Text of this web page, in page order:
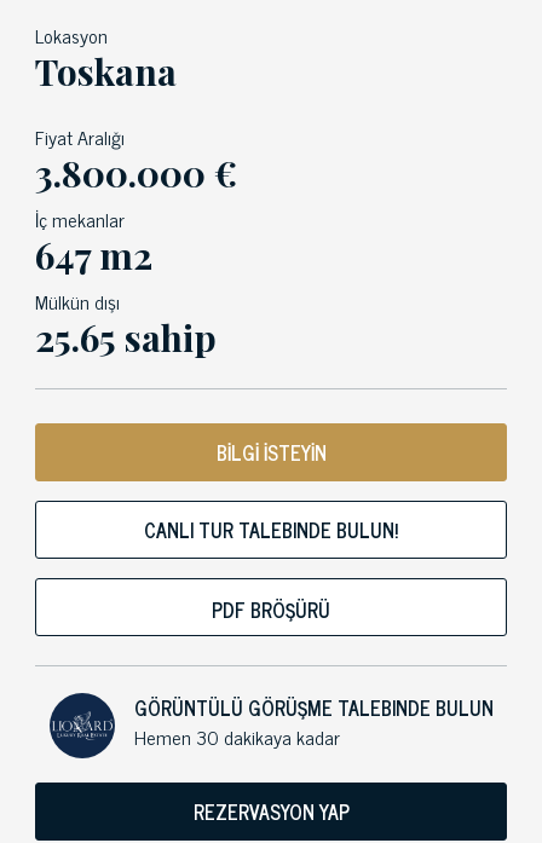
Lokasyon
Toskana
Fiyat Aralığı
3.800.000 €
İç mekanlar
647 m2
Mülkün dışı
25.65 sahip
BİLGİ İSTEYİN
CANLI TUR TALEBINDE BULUN!
PDF BRÖŞÜRÜ
GÖRÜNTÜLÜ GÖRÜŞME TALEBINDE BULUN
Hemen 30 dakikaya kadar
REZERVASYON YAP